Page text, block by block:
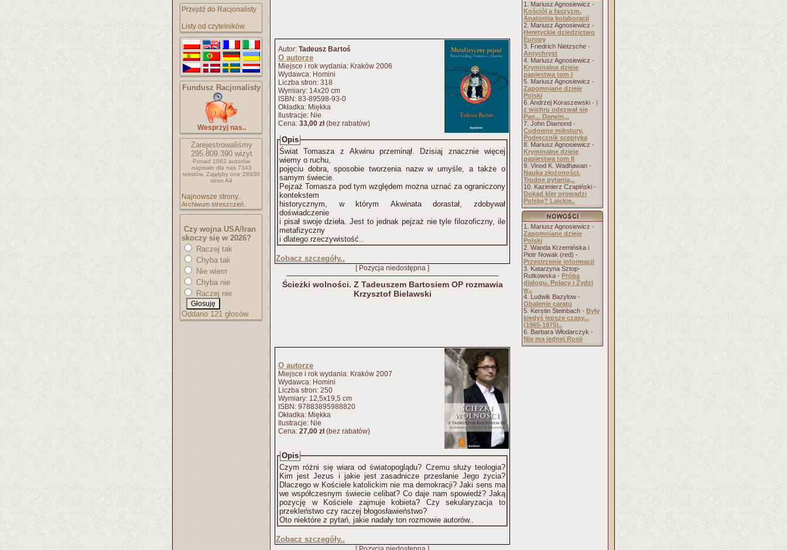
Przejdź do Racjonalisty
Listy od czytelników
Fundusz Racjonalisty
Wesprzyj nas..
Zarejestrowaliśmy
295.809.390wizyt
Ponad 1062 autorów
napisało dla nas 7343
tekstów. Zajęłyby one 28930
stron A4
Najnowsze strony..
Archiwum streszczeń..
Czy wojna USA/Iran
skoczy się w 2026?
Raczej tak
Chyba tak
Nie wiem
Chyba nie
Raczej nie
Oddano 121 głosów.
Autor: Tadeusz Bartoś
O autorze
Miejsce i rok wydania: Kraków 2006
Wydawca: Homini
Liczba stron: 318
Wymiary: 14x20 cm
ISBN: 83-89598-93-0
Okładka: Miękka
Ilustracje: Nie
Cena: 33,00 zł(bez rabatów)
Opis
Świat Tomasza z Akwinu przeminął. Dzisiaj znacznie więcej
wiemy o ruchu,
pojęciu dobra, sposobie tworzenia nazw w umyśle, a także o
samym świecie.
Pejzaż Tomasza pod tym względem można uznać za ograniczony
kontekstem
historycznym, w którym Akwinata dorastał, zdobywał
doświadczenie
i pisał swoje dzieła. Jest to jednak pejzaż nie tyle filozoficzny, ile
metafizyczny
i dlatego rzeczywistość..
Zobacz szczegóły..
[ Pozycja niedostępna ]
Ścieżki wolności. Z Tadeuszem Bartosiem OP rozmawia
Krzysztof Bielawski
O autorze
Miejsce i rok wydania: Kraków 2007
Wydawca: Homini
Liczba stron: 250
Wymiary: 12,5x19,5 cm
ISBN: 97883895988820
Okładka: Miękka
Ilustracje: Nie
Cena: 27,00 zł(bez rabatów)
Opis
Czym różni się wiara od światopoglądu? Czemu służy teologia?
Kim jest Jezus i jakie jest zasadnicze przesłanie Jego życia?
Dlaczego w Kościele katolickim nie ma demokracji? Jaki sens ma
we współczesnym świecie celibat? Co daje nam spowiedź? Jaką
pozycję w Kościele zajmuje kobieta? Czy sekularyzacja to
przekleństwo czy raczej błogosławieństwo?
Oto niektóre z pytań, jakie nadały ton rozmowie autorów..
Zobacz szczegóły..
1. Mariusz Agnosiewicz -
Kościół a faszyzm.
Anatomia kolaboracji
2. Mariusz Agnosiewicz -
Heretyckie dziedzictwo
Europy
3. Friedrich Nietzsche -
Antychryst
4. Mariusz Agnosiewicz -
Kryminalne dzieje
papiestwa tom I
5. Mariusz Agnosiewicz -
Zapomniane dzieje
Polski
6. Andrzej Koraszewski - I
z wichru odezwał się
Pan... Darwin,..
7. John Diamond -
Cudowne mikstury.
Podręcznik sceptyka
8. Mariusz Agnosiewicz -
Kryminalne dzieje
papiestwa tom II
9. Vinod K. Wadhawan -
Nauka złożoności.
Trudne pytania,..
10. Kazimierz Czapiński -
Dokąd kler prowadzi
Polskę? Laickie..
1. Mariusz Agnosiewicz -
Zapomniane dzieje
Polski
2. Wanda Krzemińska i
Piotr Nowak (red) -
Przestrzenie informacji
3. Katarzyna Sztop-
Rutkowska - Próba
dialogu. Polacy i Żydzi
w..
4. Ludwik Bazylow -
Obalenie caratu
5. Kerstin Steinbach - Były
kiedyś lepsze czasy...
(1965-1975)..
6. Barbara Włodarczyk -
Nie ma jednej Rosji